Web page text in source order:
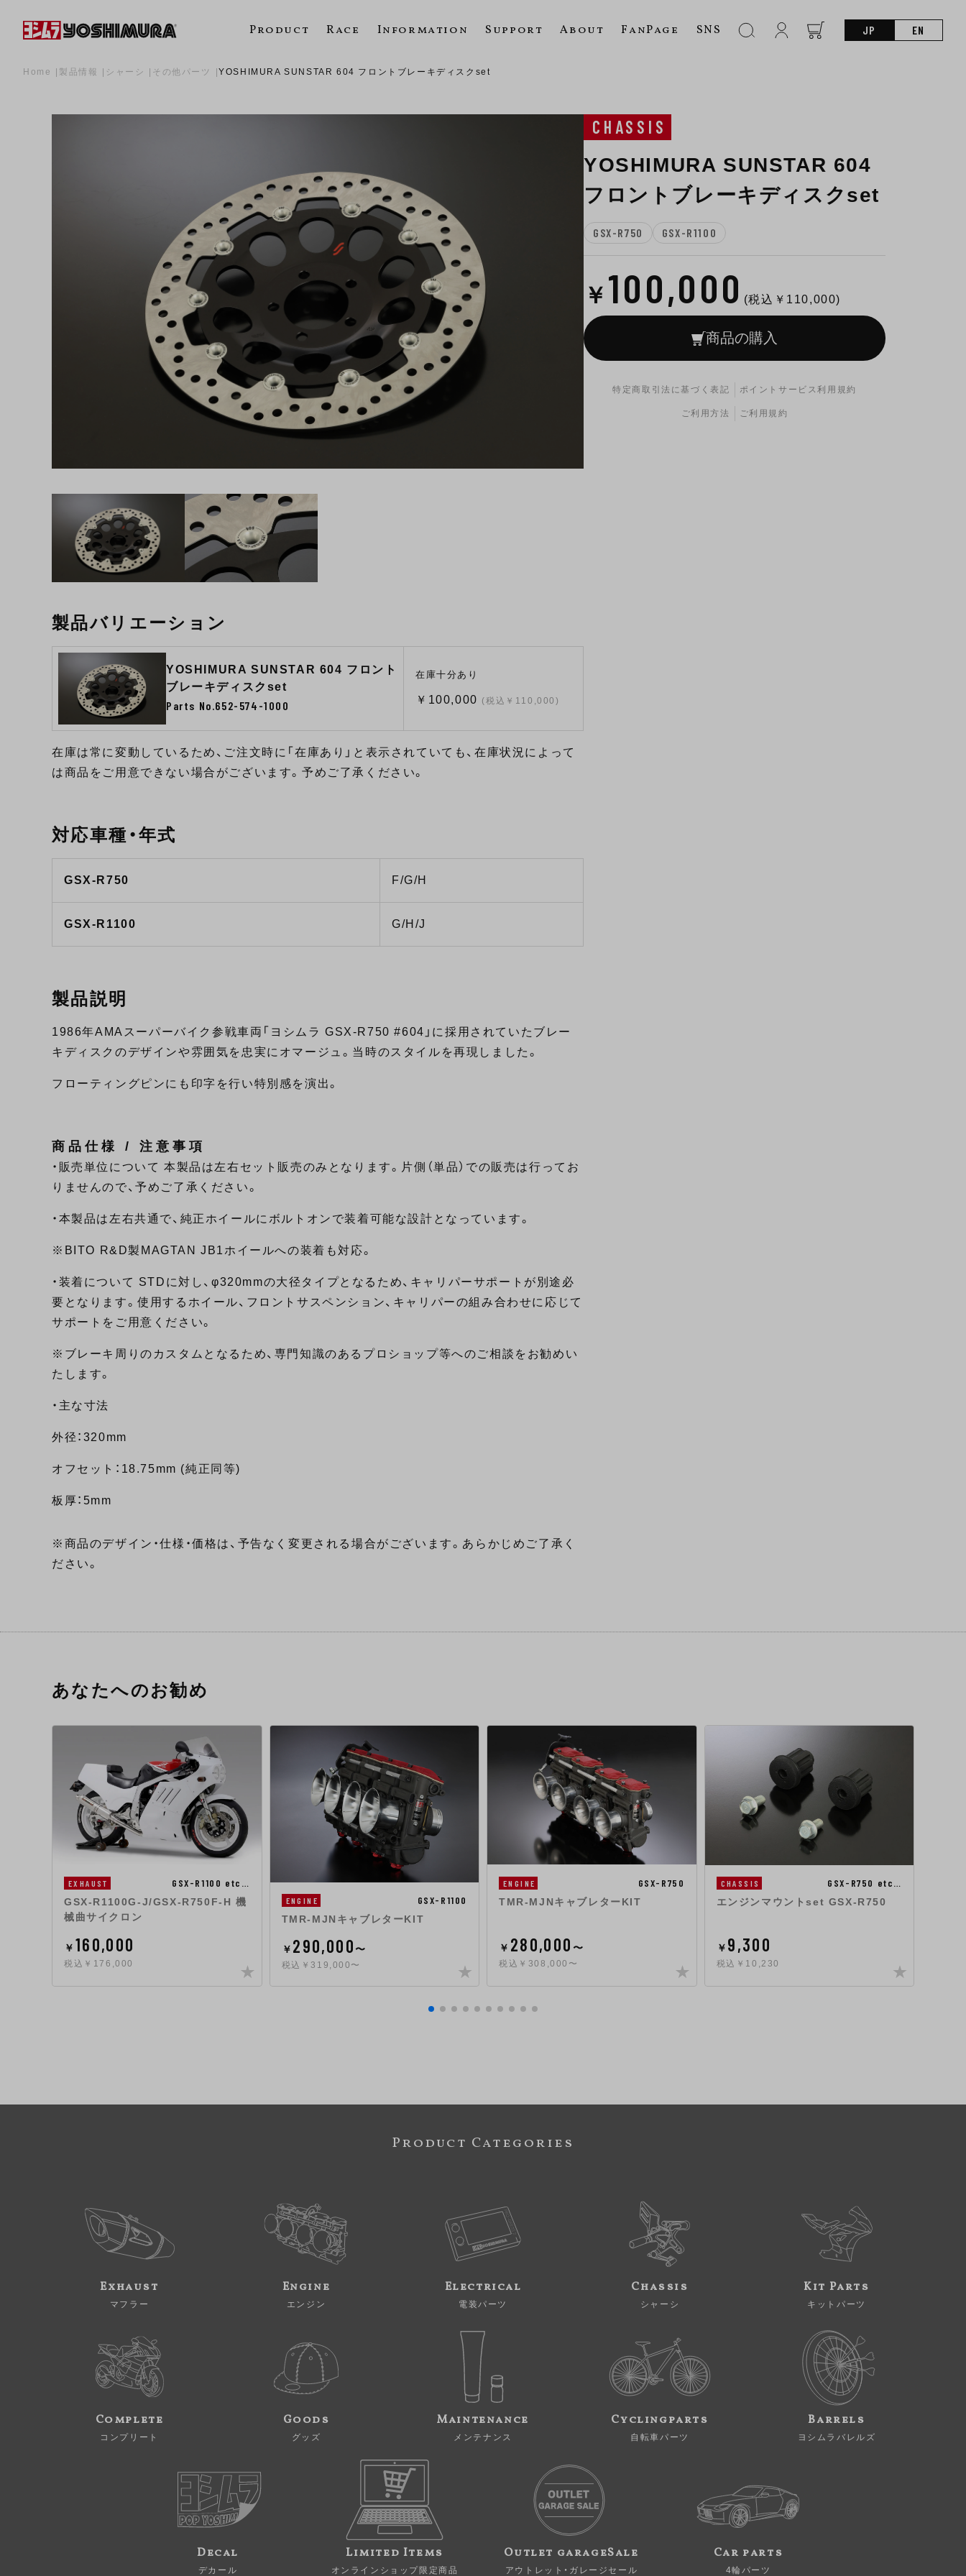
Product Race Information Support About FanPage SNS JP EN
Home 製品情報 シャーシ その他パーツ YOSHIMURA SUNSTAR 604 フロントブレーキディスクset
CHASSIS
YOSHIMURA SUNSTAR 604
フロントブレーキディスクset
GSX-R750 GSX-R1100
￥ 100,000 (税込￥ 110,000)
商品の購入
特定商取引法に基づく表記 ポイントサービス利用規約
ご利用方法 ご利用規約
製品バリエーション
YOSHIMURA SUNSTAR 604 フロント
ブレーキディスクset
Parts No.652-574-1000
在庫十分あり
￥100,000 (税込￥110,000)
在庫は常に変動しているため、ご注文時に「在庫あり」と表示されていても、在庫状況によって
は商品をご用意できない場合がございます。予めご了承ください。
対応車種・年式
GSX-R750 F/G/H
GSX-R1100 G/H/J
製品説明
1986年AMAスーパーバイク参戦車両「ヨシムラ GSX-R750 #604」に採用されていたブレー
キディスクのデザインや雰囲気を忠実にオマージュ。当時のスタイルを再現しました。
フローティングピンにも印字を行い特別感を演出。
商品仕様 / 注意事項
・販売単位について 本製品は左右セット販売のみとなります。片側（単品）での販売は行ってお
りませんので、予めご了承ください。
・本製品は左右共通で、純正ホイールにボルトオンで装着可能な設計となっています。
※BITO R&D製MAGTAN JB1ホイールへの装着も対応。
・装着について STDに対し、φ320mmの大径タイプとなるため、キャリパーサポートが別途必
要となります。使用するホイール、フロントサスペンション、キャリパーの組み合わせに応じて
サポートをご用意ください。
※ブレーキ周りのカスタムとなるため、専門知識のあるプロショップ等へのご相談をお勧めい
たします。
・主な寸法
外径：320mm
オフセット：18.75mm (純正同等)
板厚：5mm
※商品のデザイン・仕様・価格は、予告なく変更される場合がございます。あらかじめご了承く
ださい。
あなたへのお勧め
EXHAUST GSX-R1100 etc…
GSX-R1100G-J/GSX-R750F-H 機
械曲サイクロン
￥ 160,000
税込￥176,000
ENGINE GSX-R1100
TMR-MJNキャブレターKIT
￥ 290,000〜
税込￥319,000〜
ENGINE GSX-R750
TMR-MJNキャブレターKIT
￥ 280,000 〜
税込￥308,000〜
CHASSIS GSX-R750 etc…
エンジンマウントset GSX-R750
￥ 9,300
税込￥10,230
Product Categories
Exhaust
マフラー
Engine
エンジン
Electrical
電装パーツ
Chassis
シャーシ
Kit Parts
キットパーツ
Complete
コンプリート
Goods
グッズ
Maintenance
メンテナンス
Cyclingparts
自転車パーツ
Barrels
ヨシムラバレルズ
Decal
デカール
Limited Items
オンラインショップ限定商品
Outlet garageSale
アウトレット・ガレージセール
Car parts
4輪パーツ